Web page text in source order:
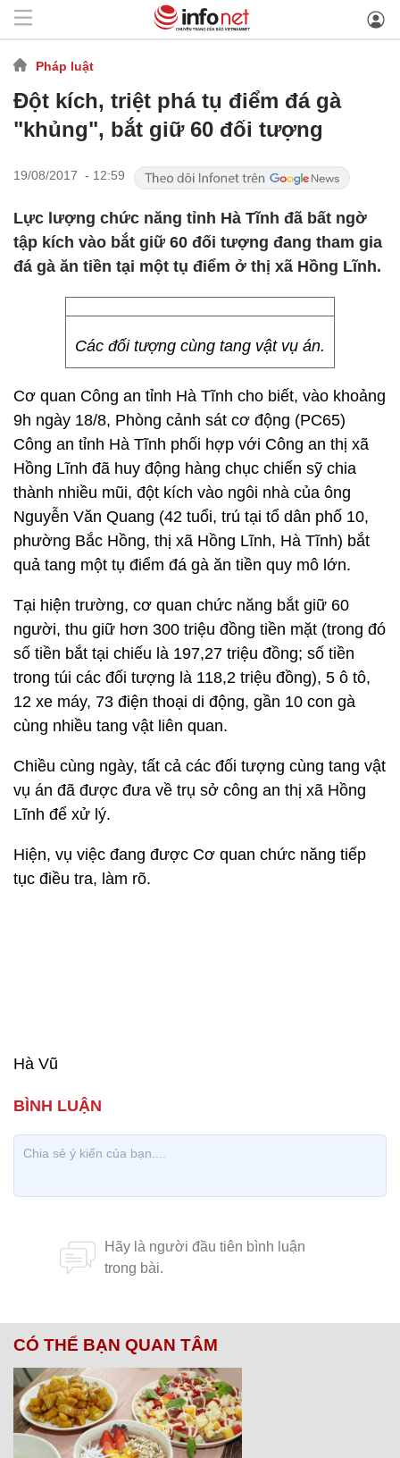
Pháp luật
Đột kích, triệt phá tụ điểm đá gà
"khủng", bắt giữ 60 đối tượng
19/08/2017 - 12:59
Lực lượng chức năng tỉnh Hà Tĩnh đã bất ngờ
tập kích vào bắt giữ 60 đối tượng đang tham gia
đá gà ăn tiền tại một tụ điểm ở thị xã Hồng Lĩnh.
Các đối tượng cùng tang vật vụ án.
Cơ quan Công an tỉnh Hà Tĩnh cho biết, vào khoảng
9h ngày 18/8, Phòng cảnh sát cơ động (PC65)
Công an tỉnh Hà Tĩnh phối hợp với Công an thị xã
Hồng Lĩnh đã huy động hàng chục chiến sỹ chia
thành nhiều mũi, đột kích vào ngôi nhà của ông
Nguyễn Văn Quang (42 tuổi, trú tại tổ dân phố 10,
phường Bắc Hồng, thị xã Hồng Lĩnh, Hà Tĩnh) bắt
quả tang một tụ điểm đá gà ăn tiền quy mô lớn.
Tại hiện trường, cơ quan chức năng bắt giữ 60
người, thu giữ hơn 300 triệu đồng tiền mặt (trong đó
số tiền bắt tại chiếu là 197,27 triệu đồng; số tiền
trong túi các đối tượng là 118,2 triệu đồng), 5 ô tô,
12 xe máy, 73 điện thoại di động, gần 10 con gà
cùng nhiều tang vật liên quan.
Chiều cùng ngày, tất cả các đối tượng cùng tang vật
vụ án đã được đưa về trụ sở công an thị xã Hồng
Lĩnh để xử lý.
Hiện, vụ việc đang được Cơ quan chức năng tiếp
tục điều tra, làm rõ.
Hà Vũ
CÓ THỂ BẠN QUAN TÂM